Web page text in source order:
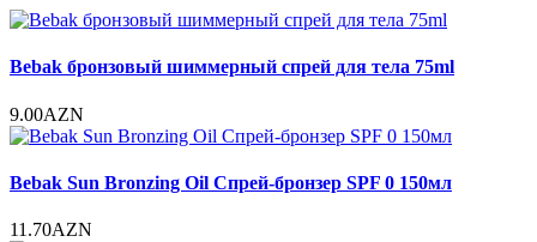
Bebak бронзовый шиммерный спрей для тела 75ml
9.00AZN
Bebak Sun Bronzing Oil Спрей-бронзер SPF 0 150мл
11.70AZN